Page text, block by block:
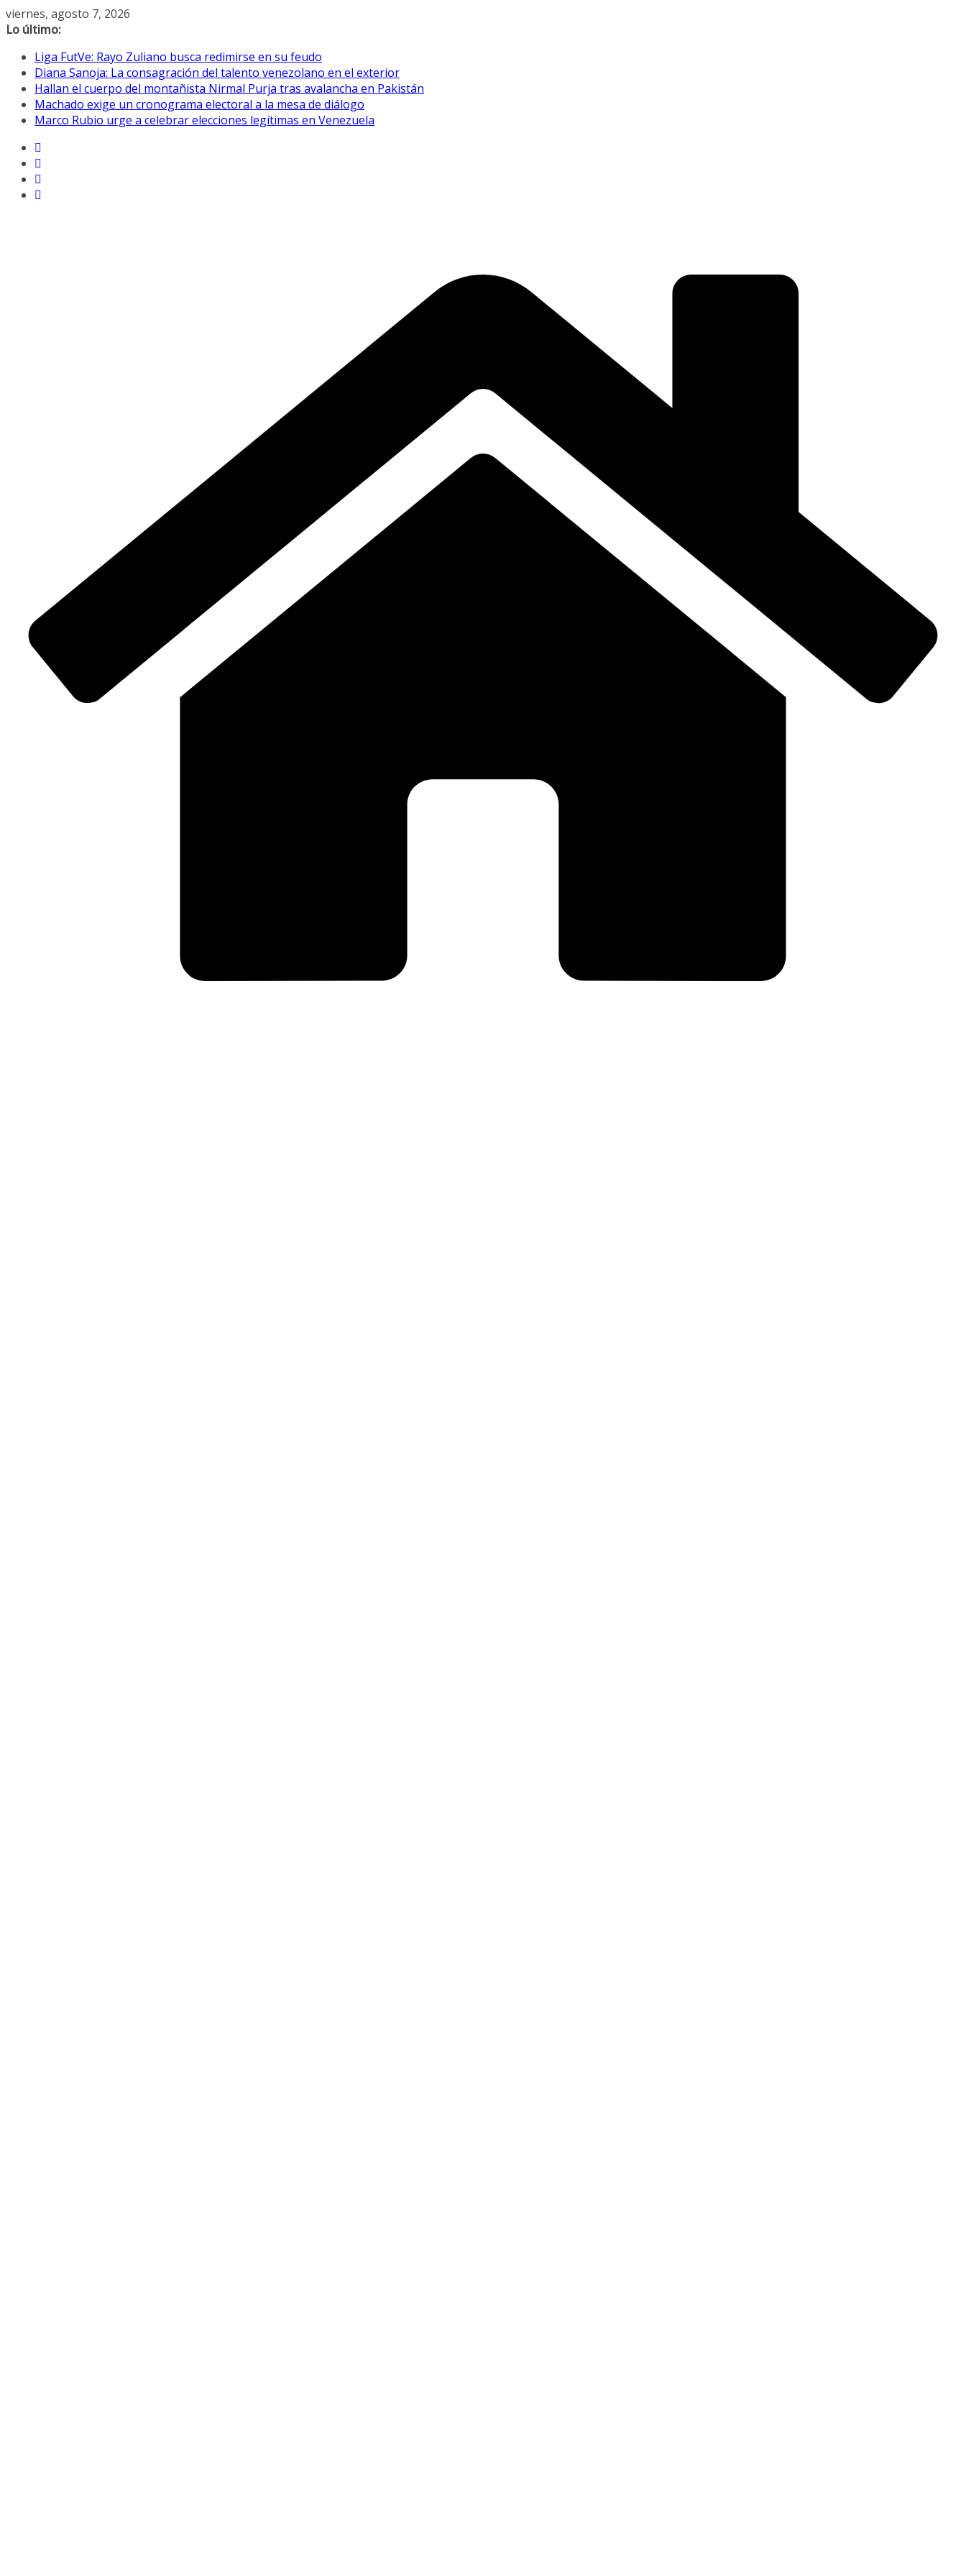
Saltar
al
viernes, agosto 7, 2026
Lo último:
Liga FutVe: Rayo Zuliano busca redimirse en su feudo
Diana Sanoja: La consagración del talento venezolano en el exterior
Hallan el cuerpo del montañista Nirmal Purja tras avalancha en Pakistán
Machado exige un cronograma electoral a la mesa de diálogo
Marco Rubio urge a celebrar elecciones legítimas en Venezuela